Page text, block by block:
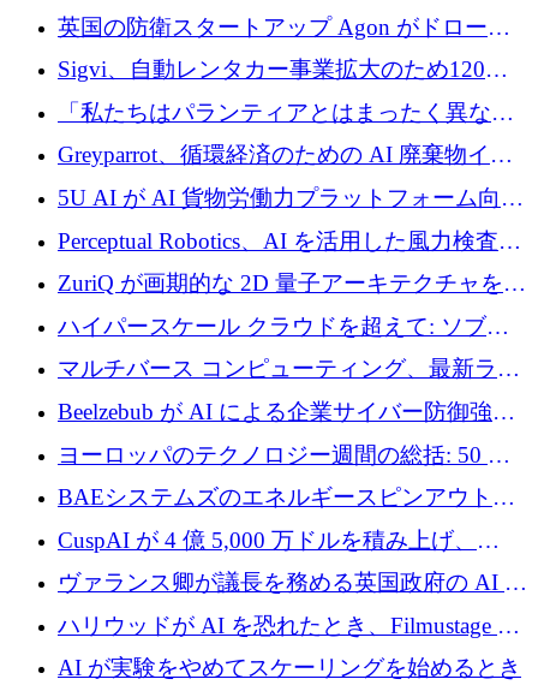
ジング プラットフォームを拡張するためにシ
リーズ B で 2,000 万ドルを確保
英国の防衛スタートアップ Agon がドローン
攻撃に対抗する仮想戦場を構築、3,000 万ドル
を調達
Sigvi、自動レンタカー事業拡大のため120万
ユーロを調達
「私たちはパランティアとはまったく異なる
会社です」とフランス人の「控えめな」後任
者は言う
Greyparrot、循環経済のための AI 廃棄物イン
テリジェンスを拡張するためにシリーズ B で
2,700 万ドルを確保
5U AI が AI 貨物労働力プラットフォーム向け
に 320 万ドルのプレシードを獲得
Perceptual Robotics、AI を活用した風力検査の
規模拡大に向けて 400 万ポンド以上を確保
ZuriQ が画期的な 2D 量子アーキテクチャを拡
張するために 2,550 万ドルを調達
ハイパースケール クラウドを超えて: ソブリ
ン コンピューティングに対する DFINITY の
ビジョン
マルチバース コンピューティング、最新ラウ
ンドで最大 5 億 7,000 万ドルを目標
Beelzebub が AI による企業サイバー防御強化
のために 300 万ユーロを調達
ヨーロッパのテクノロジー週間の総括: 50 以
上の取引に 10 億ユーロ以上を投資
BAEシステムズのエネルギースピンアウト原
子力タービンが1500万ポンドの資金調達でス
テルスから浮上
CuspAI が 4 億 5,000 万ドルを積み上げ、
Resist.UA が 5,000 万ユーロの基金を立ち上
げ、DSIT が廃止される
ヴァランス卿が議長を務める英国政府の AI タ
スクフォースが発足
ハリウッドが AI を恐れたとき、Filmustage は
代わりにプリプロダクションに賭けました
AI が実験をやめてスケーリングを始めるとき